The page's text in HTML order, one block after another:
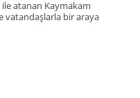
ile atanan Kaymakam
vatandaşlarla bir araya